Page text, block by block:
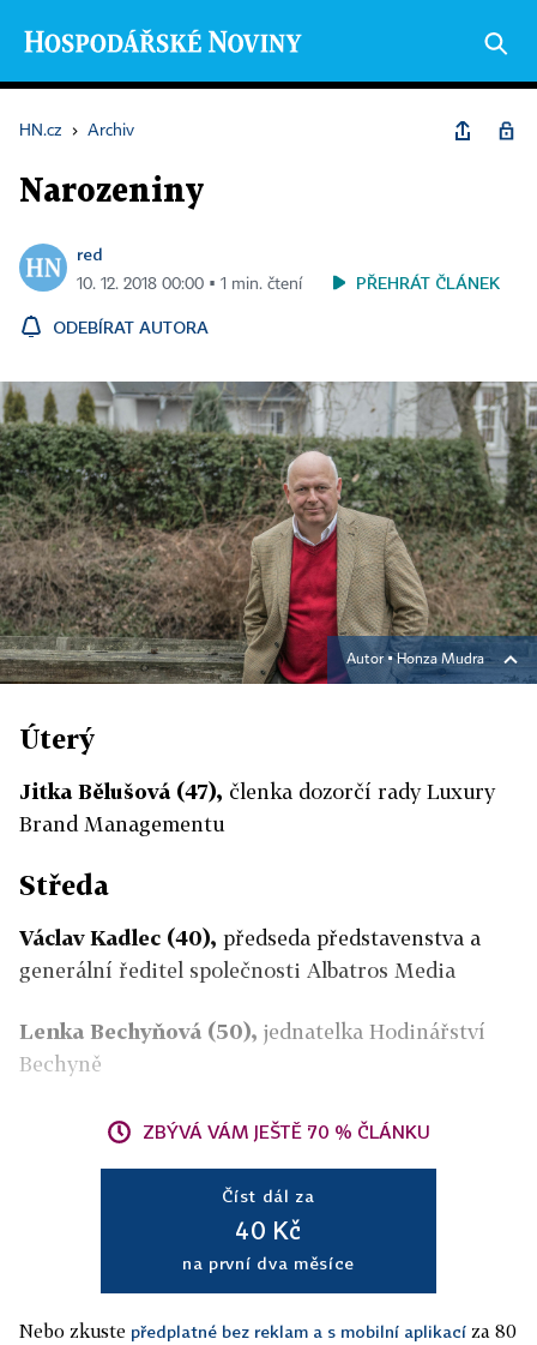
HN.cz › Archiv
Narozeniny
red
10. 12. 2018 00:00 ▪ 1 min. čtení PŘEHRÁT ČLÁNEK
ODEBÍRAT AUTORA
Autor ▪Honza Mudra
Úterý
Jitka Bělušová (47), členka dozorčí rady Luxury
Brand Managementu
Středa
Václav Kadlec (40), předseda představenstva a
generální ředitel společnosti Albatros Media
Lenka Bechyňová (50), jednatelka Hodinářství
Bechyně
ZBÝVÁ VÁM JEŠTĚ 70 % ČLÁNKU
Číst dál za
40 Kč
na první dva měsíce
Nebo zkuste předplatné bez reklam a s mobilní aplikací za 80